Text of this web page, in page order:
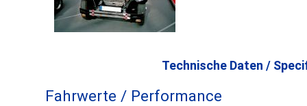
Technische Daten /
Fahrwerte / Performance